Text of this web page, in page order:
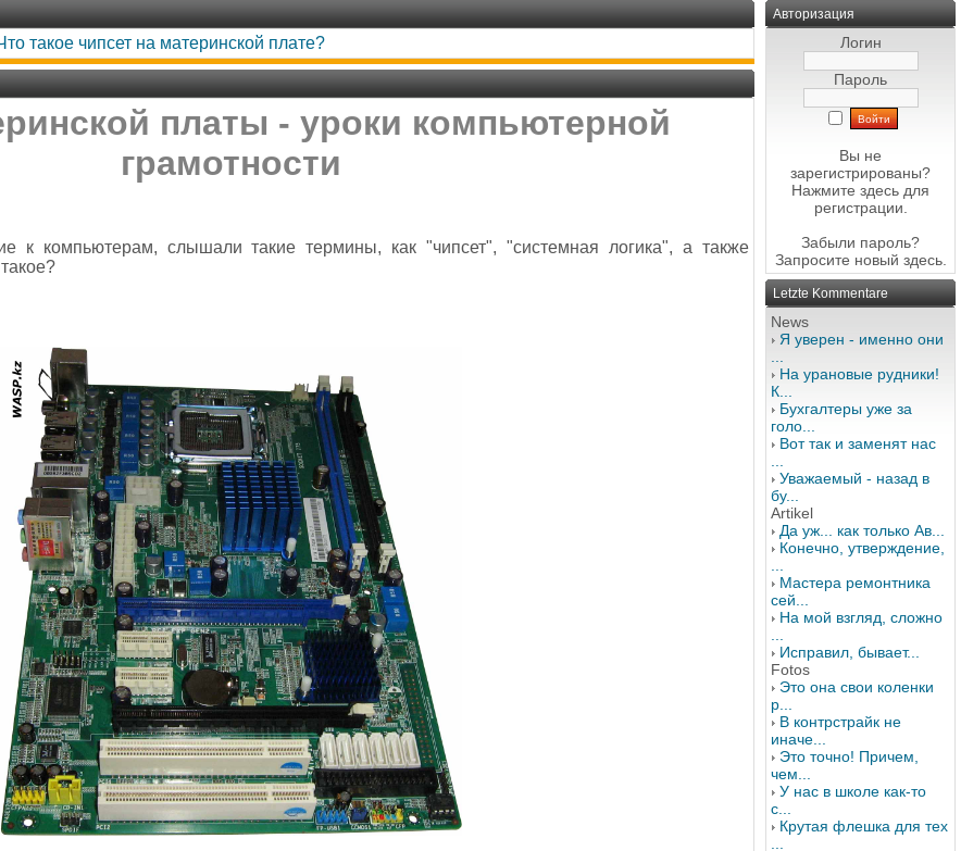
такое чипсет на материнской плате?
платы - уроки компьютерной
грамотности
к компьютерам, слышали такие термины, как "чипсет", "системная логика", а также
Авторизация
Логин
Пароль
Вы не
зарегистрированы?
Нажмите здесь для
регистрации.
Забыли пароль?
Запросите новый здесь.
Letzte Kommentare
News
Я уверен - именно они
На урановые рудники!
К...
Бухгалтеры уже за
голо...
Вот так и заменят нас
Уважаемый - назад в
бу...
Artikel
Да уж... как только Ав...
Конечно, утверждение,
Мастера ремонтника
сей...
На мой взгляд, сложно
Исправил, бывает...
Fotos
Это она свои коленки
р...
В контрстрайк не
иначе...
Это точно! Причем,
чем...
У нас в школе как-то
с...
Крутая флешка для тех